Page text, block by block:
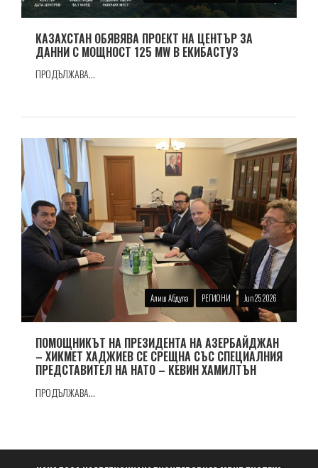
КАЗАХСТАН ОБЯВЯВА ПРОЕКТ НА ЦЕНТЪР ЗА
ДАННИ С МОЩНОСТ 125 MW В ЕКИБАСТУЗ
ПРОДЪЛЖАВА...
Алиш Абдула РЕГИОНИ Jun 25 2026
ПОМОЩНИКЪТ НА ПРЕЗИДЕНТА НА АЗЕРБАЙДЖАН
– ХИКМЕТ ХАДЖИЕВ СЕ СРЕЩНА СЪС СПЕЦИАЛНИЯ
ПРЕДСТАВИТЕЛ НА НАТО – КЕВИН ХАМИЛТЪН
ПРОДЪЛЖАВА...